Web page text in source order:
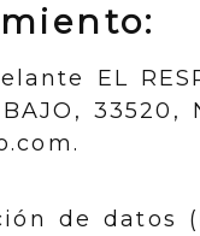
EL
, 33520 ,
.
de datos